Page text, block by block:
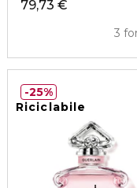
79,73 €
3
Riciclabile
25%